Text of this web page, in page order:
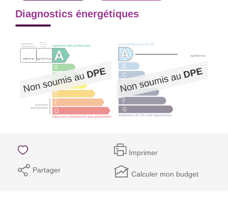
Diagnostics énergétiques
Imprimer
Partager Calculer mon budget